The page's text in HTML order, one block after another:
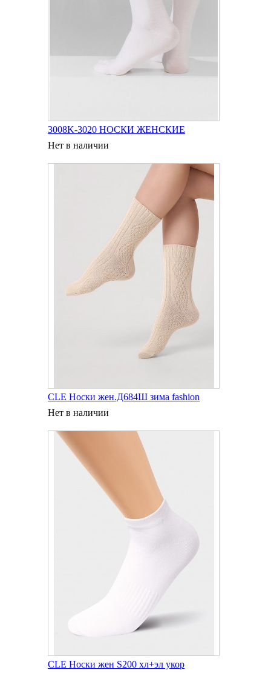
3008K-3020 НОСКИ ЖЕНСКИЕ
Нет в наличии
CLE Носки жен.Д684Ш зима fashion
Нет в наличии
CLE Носки жен S200 хл+эл укор